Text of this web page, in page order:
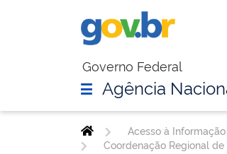
Governo Federal
Agência
Acesso à Informação